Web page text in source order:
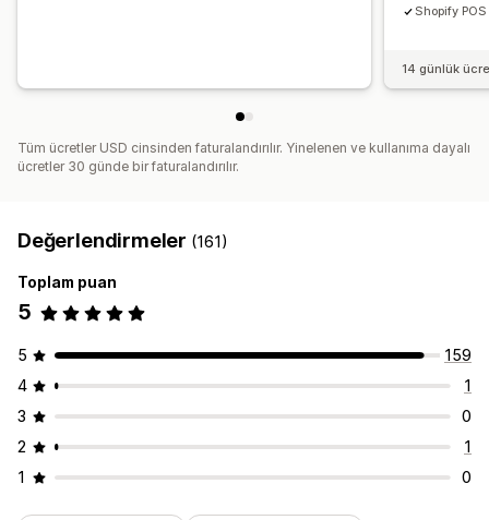
Shopify
14 günlük
Tüm ücretler USD cinsinden faturalandırılır. Yinelenen ve kullanıma dayalı
ücretler 30 günde bir faturalandırılır.
Değerlendirmeler (161)
Toplam puan
5
5
159
4
1
3
0
2
1
1
0